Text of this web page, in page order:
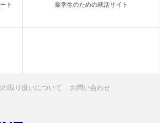
ト
薬学生のための就活サイト
取り扱いについて
お問い合わせ